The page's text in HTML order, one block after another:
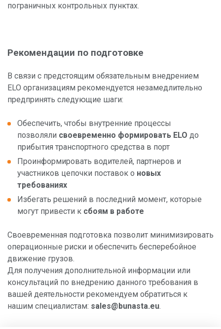
пограничных контрольных пунктах.
Рекомендации по подготовке
В связи с предстоящим обязательным внедрением
ELO организациям рекомендуется незамедлительно
предпринять следующие шаги:
Обеспечить, чтобы внутренние процессы
позволяли своевременно формировать ELO до
прибытия транспортного средства в порт
Проинформировать водителей, партнеров и
участников цепочки поставок о новых
требованиях
Избегать решений в последний момент, которые
могут привести к сбоям в работе
Своевременная подготовка позволит минимизировать
операционные риски и обеспечить бесперебойное
движение грузов.
Для получения дополнительной информации или
консультаций по внедрению данного требования в
вашей деятельности рекомендуем обратиться к
нашим специалистам: sales@bunasta.eu.